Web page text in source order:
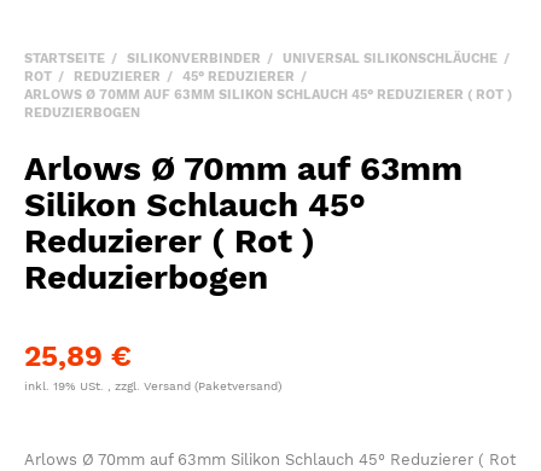
STARTSEITE SILIKONVERBINDER
UNIVERSAL SILIKONSCHLÄUCHE
ROT
REDUZIERER
45° REDUZIERER
ARLOWS Ø 70MM AUF 63MM SILIKON SCHLAUCH 45° REDUZIERER ( ROT )
REDUZIERBOGEN
Arlows Ø 70mm auf 63mm
Silikon Schlauch 45°
Reduzierer ( Rot )
Reduzierbogen
25,89 €
inkl. 19% USt. , zzgl. Versand (Paketversand)
Arlows Ø 70mm auf 63mm Silikon Schlauch 45° Reduzierer ( Rot